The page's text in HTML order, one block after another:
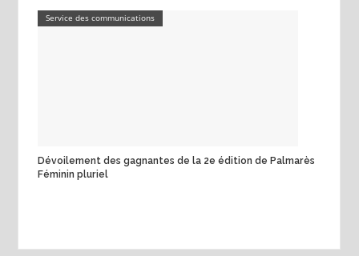
Service des communications
Dévoilement des gagnantes de la 2e édition de Palmarès
Féminin pluriel